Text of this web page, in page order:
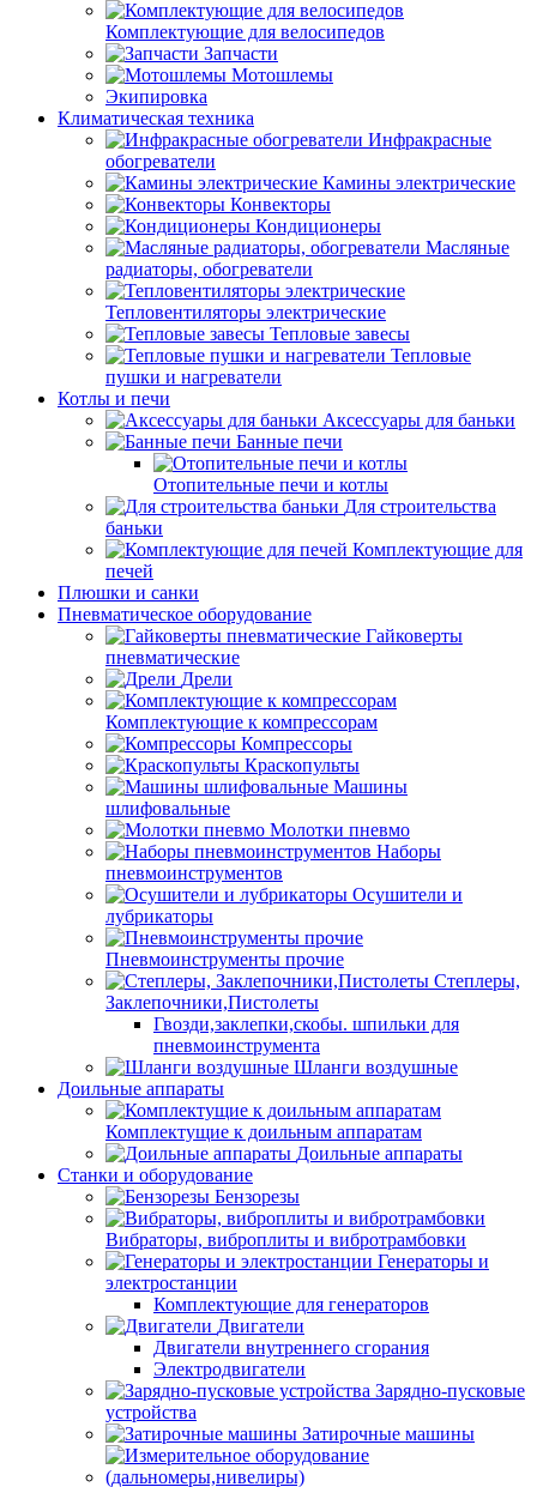
Комплектующие для велосипедов
Запчасти
Мотошлемы
Экипировка
Климатическая техника
Инфракрасные
обогреватели
Камины электрические
Конвекторы
Кондиционеры
Масляные
радиаторы, обогреватели
Тепловентиляторы электрические
Тепловые завесы
Тепловые
пушки и нагреватели
Котлы и печи
Аксессуары для баньки
Банные печи
Отопительные печи и котлы
Для строительства
баньки
Комплектующие для
печей
Плюшки и санки
Пневматическое оборудование
Гайковерты
пневматические
Дрели
Комплектующие к компрессорам
Компрессоры
Краскопульты
Машины
шлифовальные
Молотки пневмо
Наборы
пневмоинструментов
Осушители и
лубрикаторы
Пневмоинструменты прочие
Степлеры,
Заклепочники,Пистолеты
Гвозди,заклепки,скобы. шпильки для
пневмоинструмента
Шланги воздушные
Доильные аппараты
Комплектущие к доильным аппаратам
Доильные аппараты
Станки и оборудование
Бензорезы
Вибраторы, виброплиты и вибротрамбовки
Генераторы и
электростанции
Комплектующие для генераторов
Двигатели
Двигатели внутреннего сгорания
Электродвигатели
Зарядно-пусковые
устройства
Затирочные машины